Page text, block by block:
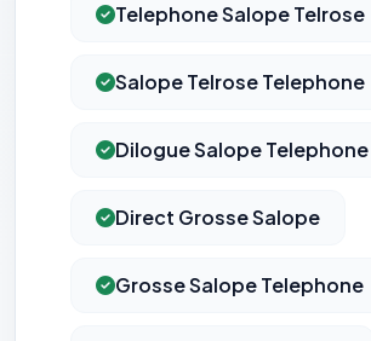
Telephone Salope Telrose
Salope Telrose Telephone
Dilogue Salope Telephone
Direct Grosse Salope
Grosse Salope Telephone
Nécessaires au fonctionnement du site : session,